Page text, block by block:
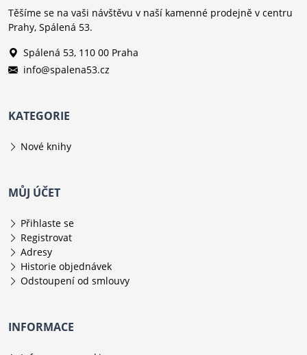
Těšíme se na vaši návštěvu v naší kamenné prodejně v centru
Prahy, Spálená 53.
Spálená 53, 110 00 Praha
info@spalena53.cz
KATEGORIE
Nové knihy
MŮJ ÚČET
Přihlaste se
Registrovat
Adresy
Historie objednávek
Odstoupení od smlouvy
INFORMACE